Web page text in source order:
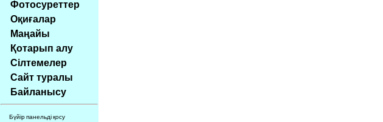
Klávesové
zkratky
tomto
webu
základní
Hlavní
strana
Фотосуреттер
Оқиғалар
Маңайы
Қотарып алу
Сілтемелер
Сайт туралы
Байланысу
Бүйір панельді қосу